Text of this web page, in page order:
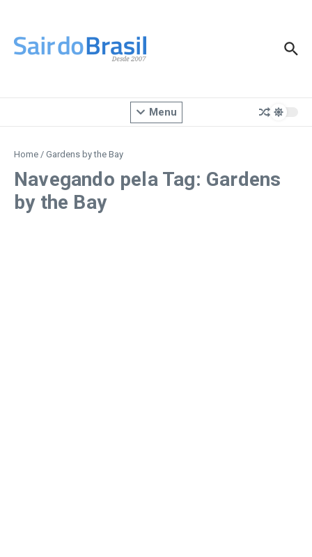
Menu
Home / Gardens by the Bay
Navegando pela Tag: Gardens
by the Bay